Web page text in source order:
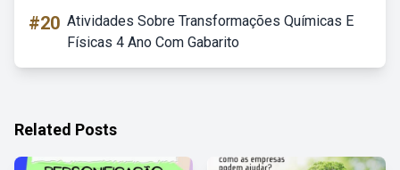
#20 Atividades Sobre Transformações Químicas E
Físicas 4 Ano Com Gabarito
Related Posts